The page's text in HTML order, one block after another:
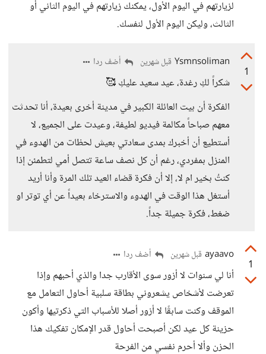
لزيارتهم في اليوم الأول، يمكنك زيارتهم في اليوم الثاني أو
الثالث، وليكن اليوم الأول لنفسك.
1
Ysmnsoliman قبل شهرين أضف ردا
شكراً لكِ رغدة، عيد سعيد عليكِ 🥰
الفكرة أن بيت العائلة الكبير في مدينة أخرى بعيدة، أنا تحدثت
معهم صباحاً مكالمة فيديو لطيفة، وعيدت على الجميع، لا
أستطيع أن أخبرك بمدى سعادتي بعيش لحظات من الهدوء في
المنزل بمفردي، رغم أن كل نصف ساعة تتصل أمي لتطمئن إذا
كنتُ بخير ام لا، إلا أن فكرة قضاء العيد تلك المرة وأنا أريد
أستغل هذا الوقت في الهدوء والاسترخاء بعيداً عن أي توتر او
ضغط، فكرة جميلة جداً.
1
ayaavo قبل شهرين أضف ردا
أنا لي سنوات لا أزور سوى الأقارب جدا والذي أحبهم وإذا
تعرضت لأشخاص يشعروني بطاقة سلبية أحاول التعامل مع
الموقف وكنت سابقًا لا أزور أصلا للأسباب التي ذكرتيها وأكون
حزينة كل عيد لكن أصبحت أحاول قدر الإمكان تفكيك هذا
الحزن وألا أحرم نفسي من الفرحة